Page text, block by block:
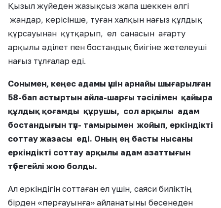
Қызыл жүйеден жазықсыз жапа шеккен әлгі
жандар, керісінше, туған халқын нағыз құлдық
құрсауынан құтқарып, ел санасын ағарту
арқылы әділет пен бостандық биігіне жетелеуші
нағыз тұлғалар еді.
Сонымен, кеңес адамы үшін арнайы шығарылған
58-бап астыртын айла-шарғы тәсілімен қайыра
құлдық қоғамды құрушы, сол арқылы адам
бостандығын түп- тамырымен жойып, еркіндікті
соттау жазасы еді. Оның ең басты нысаны
еркіндікті соттау арқылы адам азаттығын
түбегейлі жою болды.
Ал еркіндігін соттаған ел үшін, саяси биліктің
бірден «перғауынға» айланатыны бесенеден